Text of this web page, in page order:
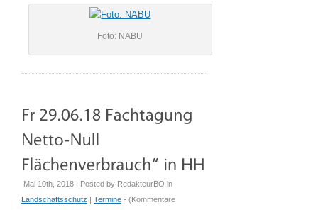
Foto: NABU
Mai 10th, 2018 | Posted by RedakteurBO in
Landschaftsschutz | Termine - (Kommentare